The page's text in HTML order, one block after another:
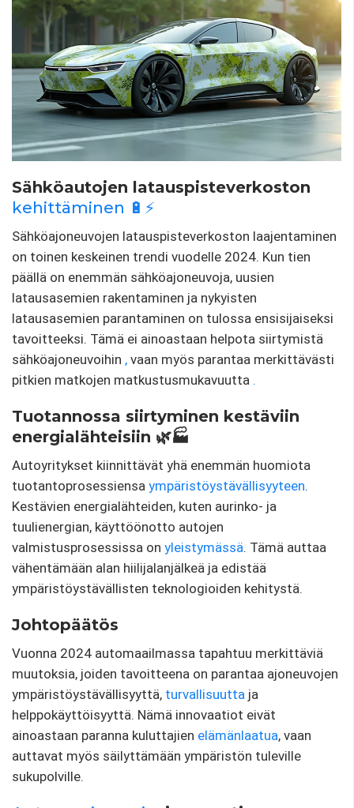
Sähköautojen latauspisteverkoston
kehittäminen 🔋⚡
Sähköajoneuvojen latauspisteverkoston laajentaminen
on toinen keskeinen trendi vuodelle 2024. Kun tien
päällä on enemmän sähköajoneuvoja, uusien
latausasemien rakentaminen ja nykyisten
latausasemien parantaminen on tulossa ensisijaiseksi
tavoitteeksi. Tämä ei ainoastaan ​​helpota siirtymistä
sähköajoneuvoihin , vaan myös parantaa merkittävästi
pitkien matkojen matkustusmukavuutta .
Tuotannossa siirtyminen kestäviin
energialähteisiin 🌿🏭
Autoyritykset kiinnittävät yhä enemmän huomiota
tuotantoprosessiensa ympäristöystävällisyyteen.
Kestävien energialähteiden, kuten aurinko- ja
tuulienergian, käyttöönotto autojen
valmistusprosessissa on yleistymässä. Tämä auttaa
vähentämään alan hiilijalanjälkeä ja edistää
ympäristöystävällisten teknologioiden kehitystä.
Johtopäätös
Vuonna 2024 automaailmassa tapahtuu merkittäviä
muutoksia, joiden tavoitteena on parantaa ajoneuvojen
ympäristöystävällisyyttä, turvallisuutta ja
helppokäyttöisyyttä. Nämä innovaatiot eivät
ainoastaan ​​paranna kuluttajien elämänlaatua, vaan
auttavat myös säilyttämään ympäristön tuleville
sukupolville.